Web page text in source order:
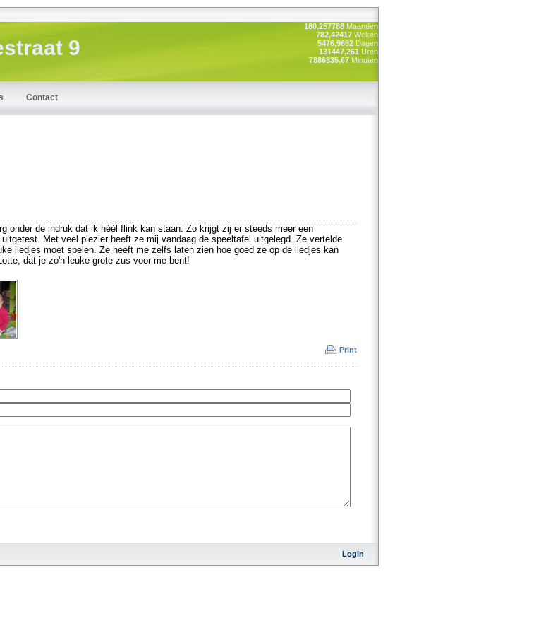
9
180,257788 Maanden
782,42417 Weken
5476,9692 Dagen
131447,261 Uren
7886835,67 Minuten
Contact
onder de indruk dat ik héél flink kan staan. Zo krijgt zij er steeds meer een
Met veel plezier heeft ze mij vandaag de speeltafel uitgelegd. Ze vertelde
liedjes moet spelen. Ze heeft me zelfs laten zien hoe goed ze op de liedjes kan
dat je zo'n leuke grote zus voor me bent!
Print
Login